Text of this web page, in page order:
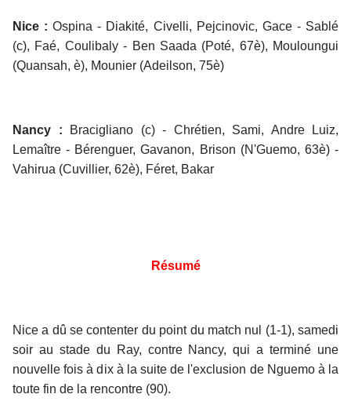
Nice : Ospina - Diakité, Civelli, Pejcinovic, Gace - Sablé
(c), Faé, Coulibaly - Ben Saada (Poté, 67è), Mouloungui
(Quansah, è), Mounier (Adeilson, 75è)
Nancy : Bracigliano (c) - Chrétien, Sami, Andre Luiz,
Lemaître - Bérenguer, Gavanon, Brison (N'Guemo, 63è) -
Vahirua (Cuvillier, 62è), Féret, Bakar
Résumé
Nice a dû se contenter du point du match nul (1-1), samedi
soir au stade du Ray, contre Nancy, qui a terminé une
nouvelle fois à dix à la suite de l'exclusion de Nguemo à la
toute fin de la rencontre (90).